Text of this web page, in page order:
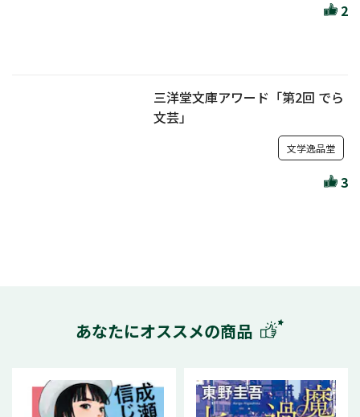
2
三洋堂文庫アワード「第2回 でら
文芸」
文学逸品堂
3
あなたにオススメの商品